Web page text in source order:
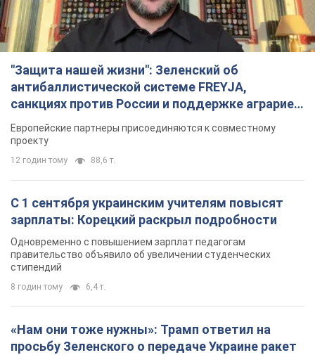
"Защита нашей жизни": Зеленский об
антибаллистической системе FREYJA,
санкциях против России и поддержке аграриев.
Видео
Европейские партнеры присоединяются к совместному
проекту
12 годин тому 88,6 т.
С 1 сентября украинским учителям повысят
зарплаты: Корецкий раскрыл подробности
Одновременно с повышением зарплат педагогам
правительство объявило об увеличении студенческих
стипендий
8 годин тому 6,4 т.
«Нам они тоже нужны»: Трамп ответил на
просьбу Зеленского о передаче Украине ракет